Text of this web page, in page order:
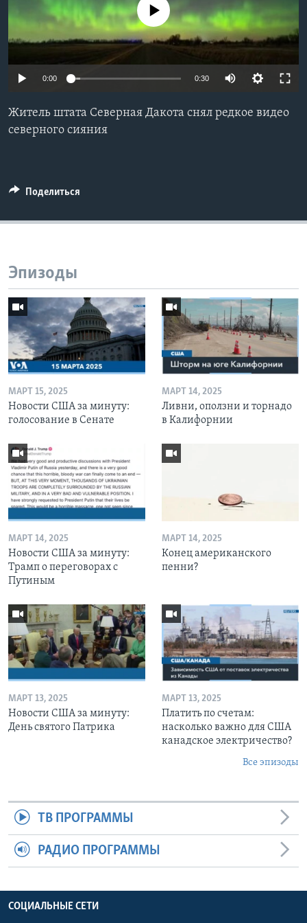
Learning English
Языки
No media source currently available
0:00 0:30
Житель штата Северная Дакота снял редкое видео
северного сияния
Поделиться
Эпизоды
МАРТ 15, 2025
Новости США за минуту:
голосование в Сенате
МАРТ 14, 2025
Ливни, оползни и торнадо
в Калифорнии
МАРТ 14, 2025
Новости США за минуту:
Трамп о переговорах с
Путиным
МАРТ 14, 2025
Конец американского
пенни?
МАРТ 13, 2025
Новости США за минуту:
День святого Патрика
МАРТ 13, 2025
Платить по счетам:
насколько важно для США
канадское электричество?
Все эпизоды
ТВ ПРОГРАММЫ
РАДИО ПРОГРАММЫ
СОЦИАЛЬНЫЕ СЕТИ